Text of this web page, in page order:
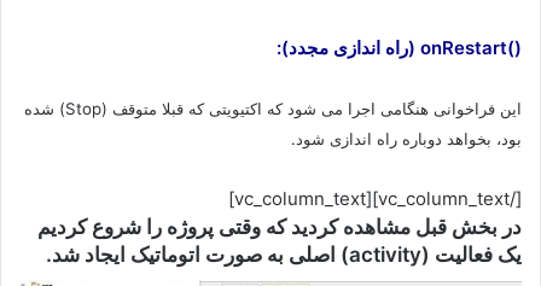
()onRestart (راه اندازی مجدد):
این فراخوانی هنگامی اجرا می شود که اکتیویتی که قبلا متوقف (Stop) شده
بود، بخواهد دوباره راه اندازی شود.
[/vc_column_text][vc_column_text]
در بخش قبل مشاهده کردید که وقتی پروژه را شروع کردیم
یک فعالیت (activity) اصلی به صورت اتوماتیک ایجاد شد.